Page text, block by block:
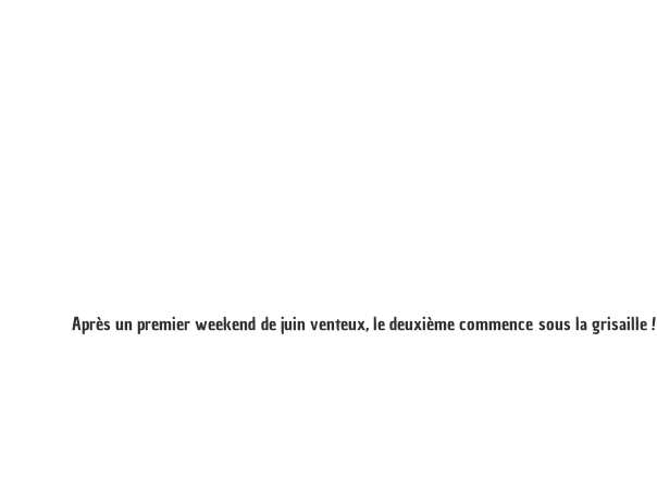
Après un premier weekend de juin venteux, le deuxième commence sous la grisaille !